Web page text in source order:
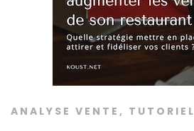
ANALYSE VENTE , TUTORIEL